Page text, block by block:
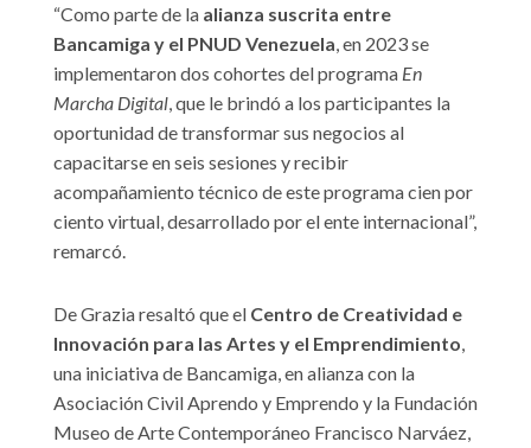
“Como parte de la alianza suscrita entre
Bancamiga y el PNUD Venezuela , en 2023 se
implementaron dos cohortes del programa En
Marcha Digital , que le brindó a los participantes la
oportunidad de transformar sus negocios al
capacitarse en seis sesiones y recibir
acompañamiento técnico de este programa cien por
ciento virtual, desarrollado por el ente internacional”,
remarcó.
De Grazia resaltó que el Centro de Creatividad e
Innovación para las Artes y el Emprendimiento
una iniciativa de Bancamiga, en alianza con la
Asociación Civil Aprendo y Emprendo y la Fundación
Museo de Arte Contemporáneo Francisco Narváez,